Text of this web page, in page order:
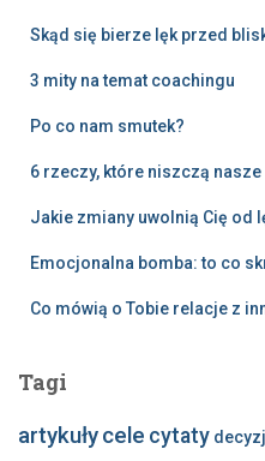
Skąd się bierze lęk przed
3 mity na temat coachingu
Po co nam smutek?
6 rzeczy, które niszczą
Jakie zmiany uwolnią Cię od
Emocjonalna bomba: to co
Co mówią o Tobie relacje z
Tagi
artykułycele cytaty